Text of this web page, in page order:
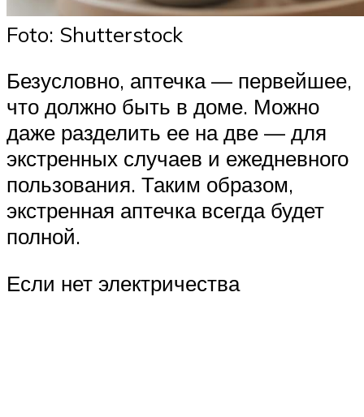
Foto: Shutterstock
Безусловно, аптечка — первейшее,
что должно быть в доме. Можно
даже разделить ее на две — для
экстренных случаев и ежедневного
пользования. Таким образом,
экстренная аптечка всегда будет
полной.
Если нет электричества